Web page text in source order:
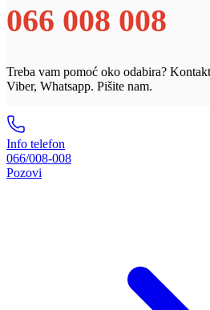
066 008 008
Treba vam pomoć oko odabira?
Viber, Whatsapp. Pišite nam.
Info telefon
066/008-008
Pozovi